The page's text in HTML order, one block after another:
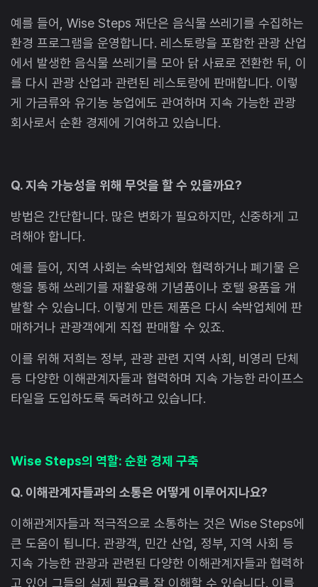
예를 들어, Wise Steps 재단은 음식물 쓰레기를 수집하는
환경 프로그램을 운영합니다. 레스토랑을 포함한 관광 산업
에서 발생한 음식물 쓰레기를 모아 닭 사료로 전환한 뒤, 이
를 다시 관광 산업과 관련된 레스토랑에 판매합니다. 이렇
게 가금류와 유기농 농업에도 관여하며 지속 가능한 관광
회사로서 순환 경제에 기여하고 있습니다.
Q. 지속 가능성을 위해 무엇을 할 수 있을까요?
방법은 간단합니다. 많은 변화가 필요하지만, 신중하게 고
려해야 합니다.
예를 들어, 지역 사회는 숙박업체와 협력하거나 폐기물 은
행을 통해 쓰레기를 재활용해 기념품이나 호텔 용품을 개
발할 수 있습니다. 이렇게 만든 제품은 다시 숙박업체에 판
매하거나 관광객에게 직접 판매할 수 있죠.
이를 위해 저희는 정부, 관광 관련 지역 사회, 비영리 단체
등 다양한 이해관계자들과 협력하며 지속 가능한 라이프스
타일을 도입하도록 독려하고 있습니다.
Wise Steps의 역할: 순환 경제 구축
Q. 이해관계자들과의 소통은 어떻게 이루어지나요?
이해관계자들과 적극적으로 소통하는 것은 Wise Steps에
큰 도움이 됩니다. 관광객, 민간 산업, 정부, 지역 사회 등
지속 가능한 관광과 관련된 다양한 이해관계자들과 협력하
고 있어 그들의 실제 필요를 잘 이해할 수 있습니다. 이를